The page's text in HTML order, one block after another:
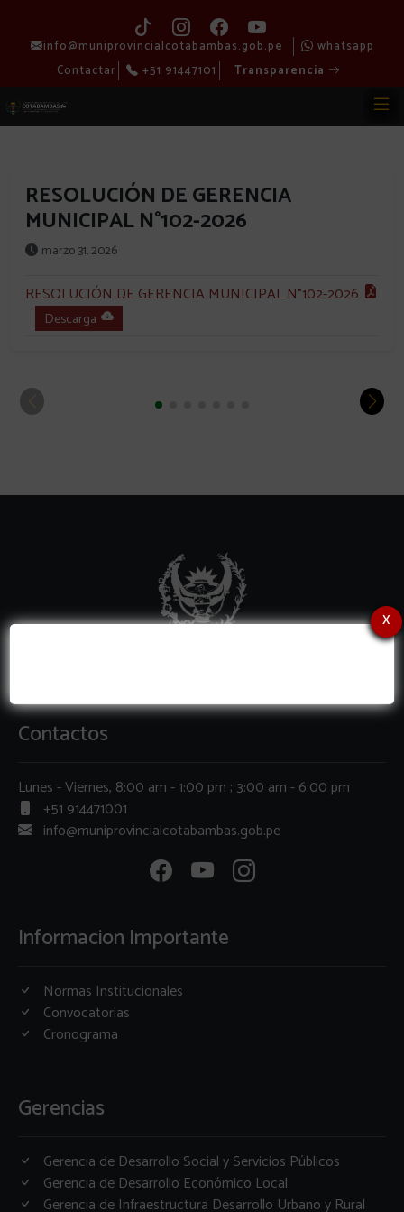
info@muniprovincialcotabambas.gob.pe
whatsapp
Contactar
+51 91447101 Transparencia
RESOLUCIÓN DE GERENCIA
MUNICIPAL N°102-2026
marzo 31, 2026
RESOLUCIÓN DE GERENCIA MUNICIPAL N°102-2026
Descarga
x
Contactos
Lunes - Viernes, 8:00 am - 1:00 pm ; 3:00 am - 6:00 pm
+51 914471001
info@muniprovincialcotabambas.gob.pe
Informacion Importante
Normas Institucionales
Convocatorias
Cronograma
Gerencias
Gerencia de Desarrollo Social y Servicios Públicos
Gerencia de Desarrollo Económico Local
Gerencia de Infraestructura Desarrollo Urbano y Rural